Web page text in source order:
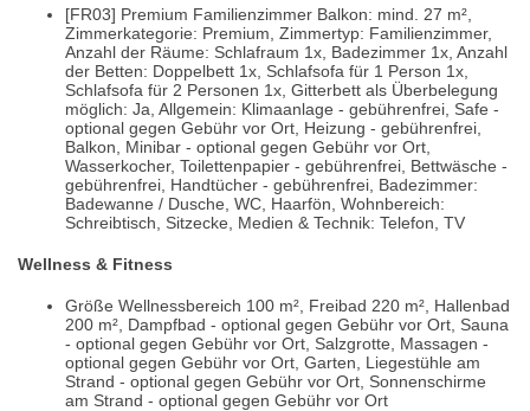
[FR03] Premium Familienzimmer Balkon: mind. 27 m²,
Zimmerkategorie: Premium, Zimmertyp: Familienzimmer,
Anzahl der Räume: Schlafraum 1x, Badezimmer 1x, Anzahl
der Betten: Doppelbett 1x, Schlafsofa für 1 Person 1x,
Schlafsofa für 2 Personen 1x, Gitterbett als Überbelegung
möglich: Ja, Allgemein: Klimaanlage - gebührenfrei, Safe -
optional gegen Gebühr vor Ort, Heizung - gebührenfrei,
Balkon, Minibar - optional gegen Gebühr vor Ort,
Wasserkocher, Toilettenpapier - gebührenfrei, Bettwäsche -
gebührenfrei, Handtücher - gebührenfrei, Badezimmer:
Badewanne / Dusche, WC, Haarfön, Wohnbereich:
Schreibtisch, Sitzecke, Medien & Technik: Telefon, TV
Wellness & Fitness
Größe Wellnessbereich 100 m², Freibad 220 m², Hallenbad
200 m², Dampfbad - optional gegen Gebühr vor Ort, Sauna
- optional gegen Gebühr vor Ort, Salzgrotte, Massagen -
optional gegen Gebühr vor Ort, Garten, Liegestühle am
Strand - optional gegen Gebühr vor Ort, Sonnenschirme
am Strand - optional gegen Gebühr vor Ort